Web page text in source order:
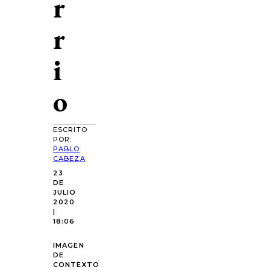
r
i
o
ESCRITO
POR:
PABLO
CABEZA
23
DE
JULIO
2020
|
18:06
IMAGEN
DE
CONTEXTO